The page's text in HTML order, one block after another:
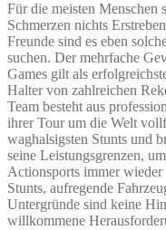
Für die meisten Menschen
Schmerzen nichts
Freunde sind es eben
suchen. Der mehrfache
Games gilt als
Halter von zahlreichen
Team besteht aus
ihrer Tour um die Welt
waghalsigsten Stunts und
seine Leistungsgrenzen,
Actionsports immer
Stunts, aufregende
Untergründe sind keine
willkommene